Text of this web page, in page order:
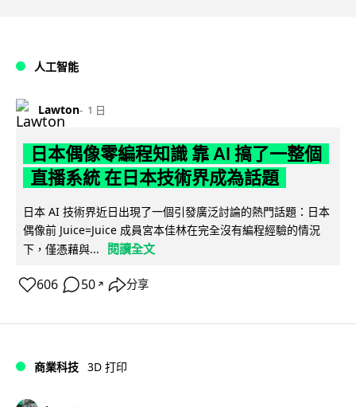
人工智能
Lawton 1 日
日本偶像零編程知識 靠 AI 搞了一整個
直播系統 在日本技術界成為話題
日本 AI 技術界近日出現了一個引發廣泛討論的熱門話題：日本
偶像前 Juice=Juice 成員宮本佳林在完全沒有編程經驗的情況
下，僅憑藉與...
閱讀全文
606 50 ↗ 分享
商業科技 3D 打印